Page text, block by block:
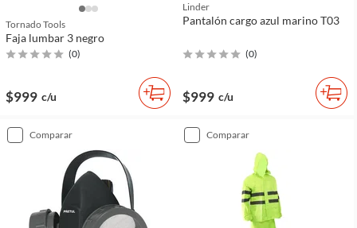
Tornado Tools
Faja lumbar 3 negro
(0)
$999 c/u
Linder
Pantalón cargo azul marino T03
(0)
$999 c/u
comparar comparar